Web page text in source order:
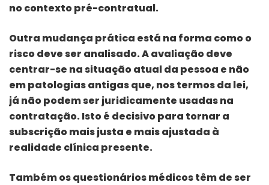
no contexto pré-contratual.
Outra mudança prática está na forma como o
risco deve ser analisado. A avaliação deve
centrar-se na situação atual da pessoa e não
em patologias antigas que, nos termos da lei,
já não podem ser juridicamente usadas na
contratação. Isto é decisivo para tornar a
subscrição mais justa e mais ajustada à
realidade clínica presente.
Também os questionários médicos têm de ser